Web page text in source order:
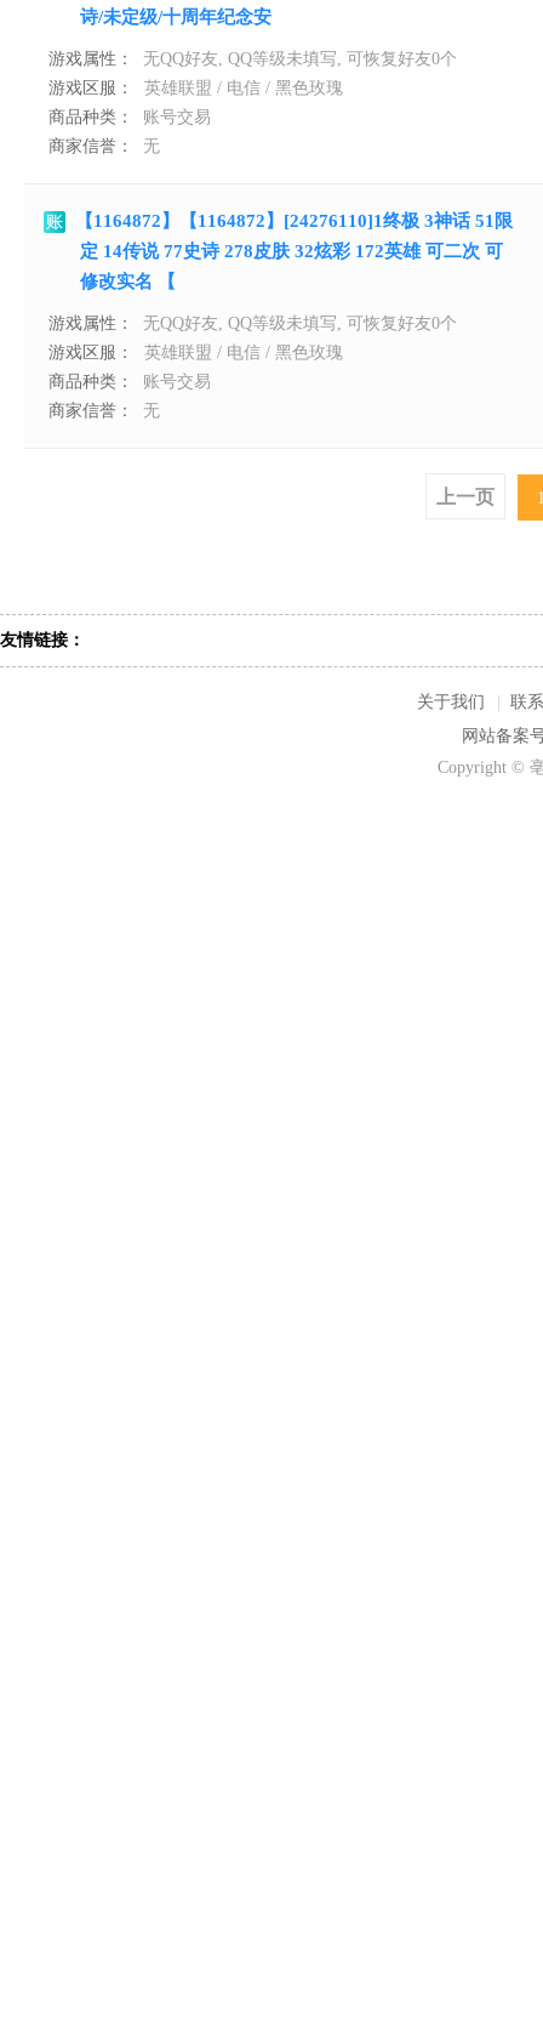
诗/未定级/十周年纪念安
游戏属性：
无QQ好友, QQ等级未填写, 可恢复好友0个
游戏区服：
英雄联盟 / 电信 / 黑色玫瑰
商品种类：
账号交易
商家信誉：
无
【1164872】【1164872】[24276110]1终极 3神话 51限
定 14传说 77史诗 278皮肤 32炫彩 172英雄 可二次 可
修改实名 【
游戏属性：
无QQ好友, QQ等级未填写, 可恢复好友0个
游戏区服：
英雄联盟 / 电信 / 黑色玫瑰
商品种类：
账号交易
商家信誉：
无
上一页
友情链接：
关于我们
联
网站备案
Copyright ©